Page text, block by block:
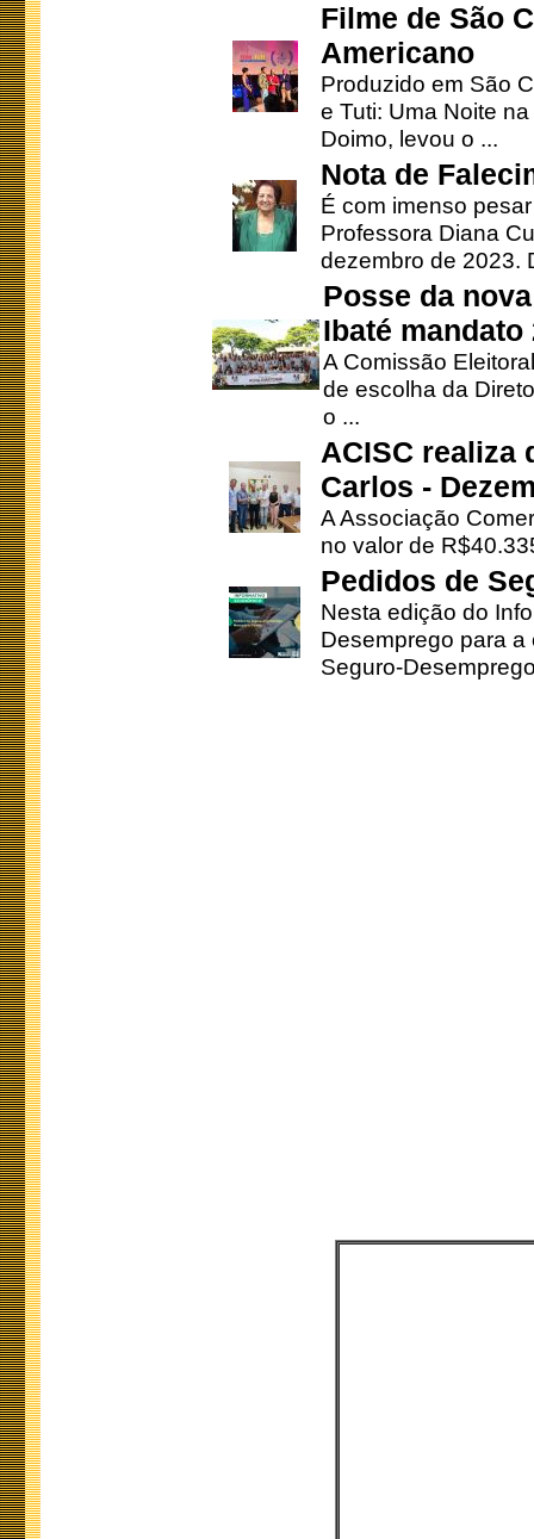
Filme de São
Americano
Produzido em São
e Tuti: Uma Noite
Doimo, levou o ...
Nota de
É com imenso
Professora Diana
dezembro de 2023.
Posse da
Ibaté mandato
A Comissão
de escolha da
o ...
ACISC realiza
Carlos -
A Associação
no valor de
Pedidos de
Nesta edição do
Desemprego para
Seguro-